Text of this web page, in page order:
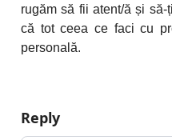
rugăm să fii atent/ă și
că tot ceea ce faci cu
personală.
Reply